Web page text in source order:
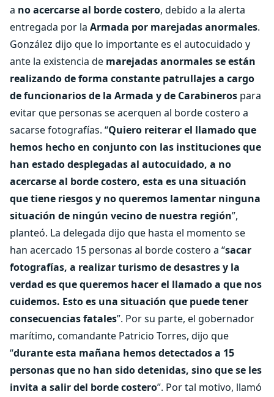
a no acercarse al borde costero, debido a la alerta
entregada por la Armada por marejadas anormales.
González dijo que lo importante es el autocuidado y
ante la existencia de marejadas anormales se están
realizando de forma constante patrullajes a cargo
de funcionarios de la Armada y de Carabineros para
evitar que personas se acerquen al borde costero a
sacarse fotografías. “Quiero reiterar el llamado que
hemos hecho en conjunto con las instituciones que
han estado desplegadas al autocuidado, a no
acercarse al borde costero, esta es una situación
que tiene riesgos y no queremos lamentar ninguna
situación de ningún vecino de nuestra región”,
planteó. La delegada dijo que hasta el momento se
han acercado 15 personas al borde costero a “sacar
fotografías, a realizar turismo de desastres y la
verdad es que queremos hacer el llamado a que nos
cuidemos. Esto es una situación que puede tener
consecuencias fatales”. Por su parte, el gobernador
marítimo, comandante Patricio Torres, dijo que
“durante esta mañana hemos detectados a 15
personas que no han sido detenidas, sino que se les
invita a salir del borde costero”. Por tal motivo, llamó